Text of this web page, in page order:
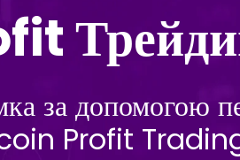
за допомогою
Profit